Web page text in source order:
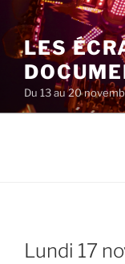
au
contenu
principal
LES
Du 13 au 20
lundi 17